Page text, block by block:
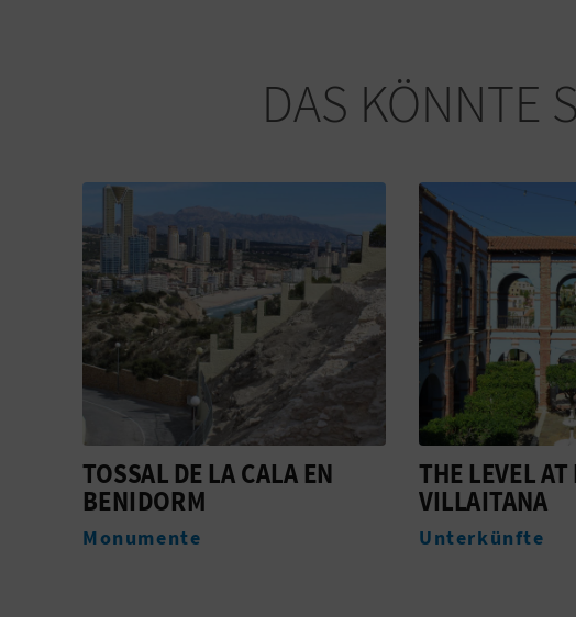
DAS KÖNNTE
TOSSAL DE LA CALA EN
BENIDORM
Monumente
THE LEVEL
VILLAITANA
Unterkünfte